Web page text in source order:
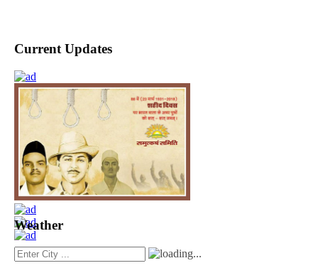
Current Updates
Weather